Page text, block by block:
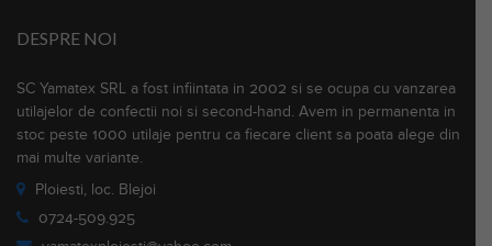
DESPRE NOI
SC Yamatex SRL a fost infiintata in 2002 si se ocupa cu vanzarea
utilajelor de confectii noi si second-hand. Avem in permanenta in
stoc peste 1000 utilaje pentru ca fiecare client sa poata alege din
mai multe variante.
Ploiesti, loc. Blejoi
0724-509.925